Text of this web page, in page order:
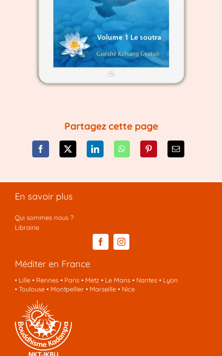
Partagez cette page
En savoir plus
Qui sommes nous ?
Librairie
Méditer en France
• Lille• Rennes• Paris• Metz• Le Mans• Nantes• Lyon
• Toulouse• Montpellier• Marseille• Nice